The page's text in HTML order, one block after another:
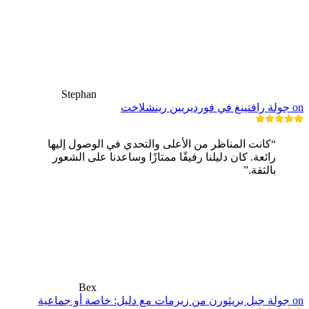
Stephan
on جولة رافتينغ في فورديريين رينشلاخت
“كانت المناظر من الأعلى والتحدي في الوصول إليها
رائعة. كان دليلنا رفيقًا ممتازًا وساعدنا على الشعور
بالثقة.”
Bex
on جولة جبل بريثورن من زيرمات مع دليل: خاصة أو جماعية